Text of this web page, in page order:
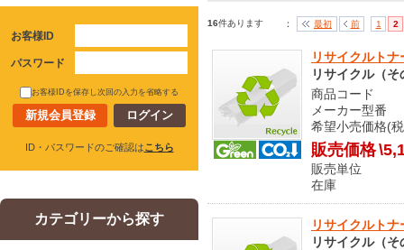
16件あります ： 最初 前 1 2
リサイクルト
リサイクル（そ
商品コー
メーカー型番
希望小売価格(
販売価格
販売単
在庫 メ
リサイクルト
リサイクル（そ
お客様ID
パスワード
お客様IDを保存し次回の入力を省略する
新規会員登録
ID・パスワードのご確認はこちら
カテゴリーから探す